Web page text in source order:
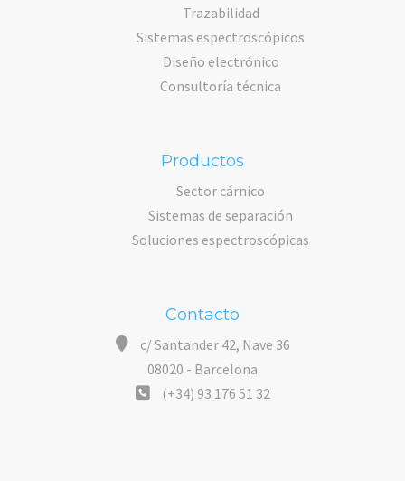
Trazabilidad
Sistemas espectroscópicos
Diseño electrónico
Consultoría técnica
Productos
Sector cárnico
Sistemas de separación
Soluciones espectroscópicas
Contacto
c/ Santander 42, Nave 36
08020 - Barcelona
(+34) 93 176 51 32